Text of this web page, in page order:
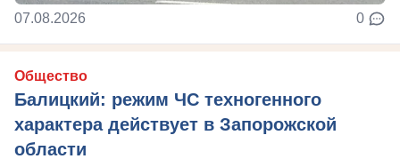
07.08.2026 0
Общество
Балицкий: режим ЧС техногенного
характера действует в Запорожской
области